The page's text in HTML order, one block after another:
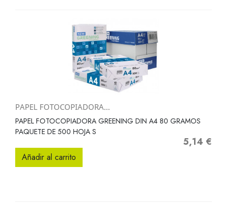
PAPEL FOTOCOPIADORA...
PAPEL FOTOCOPIADORA GREENING DIN A4 80 GRAMOS
PAQUETE DE 500 HOJA S
Precio
5,14 €
Añadir al carrito